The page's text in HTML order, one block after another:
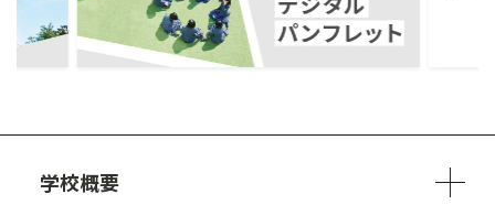
学校概要